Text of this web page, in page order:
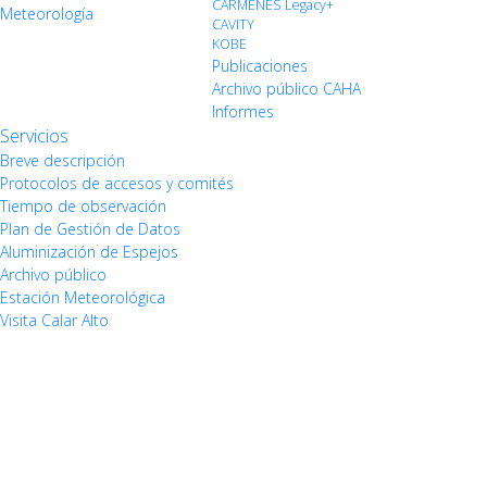
Meteorología
CARMENES Legacy+
CAVITY
KOBE
Publicaciones
Archivo público CAHA
Informes
Servicios
Breve descripción
Protocolos de accesos y comités
Tiempo de observación
Plan de Gestión de Datos
Aluminización de Espejos
Archivo público
Estación Meteorológica
Visita Calar Alto